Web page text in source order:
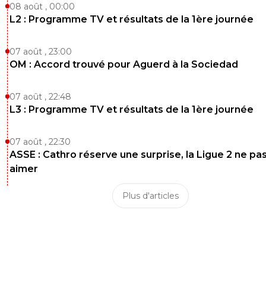
08 août , 00:00
L2 : Programme TV et résultats de la 1ère journée
07 août , 23:00
OM : Accord trouvé pour Aguerd à la Sociedad
07 août , 22:48
L3 : Programme TV et résultats de la 1ère journée
07 août , 22:30
ASSE : Cathro réserve une surprise, la Ligue 2 ne
aimer
Plus d'articles